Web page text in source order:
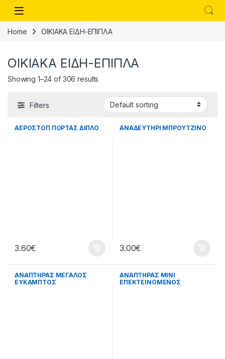
Skip to navigation
Skip to content
Open
Home ΟΙΚΙΑΚΑ ΕΙΔΗ-ΕΠΙΠΛΑ
ΟΙΚΙΑΚΑ ΕΙΔΗ-ΕΠΙΠΛΑ
Showing 1–24 of 306 results
Filters
ΑΕΡΟΣΤΟΠ ΠΟΡΤΑΣ ΔΙΠΛΟ
3.60€
ΑΝΑΔΕΥΤΗΡΙ ΜΠΡΟΥΤΖΙΝΟ
3.00€
ΑΝΑΠΤΗΡΑΣ ΜΕΓΑΛΟΣ
ΕΥΚΑΜΠΤΟΣ
ΑΝΑΠΤΗΡΑΣ ΜΙΝΙ
ΕΠΕΚΤΕΙΝΟΜΕΝΟΣ